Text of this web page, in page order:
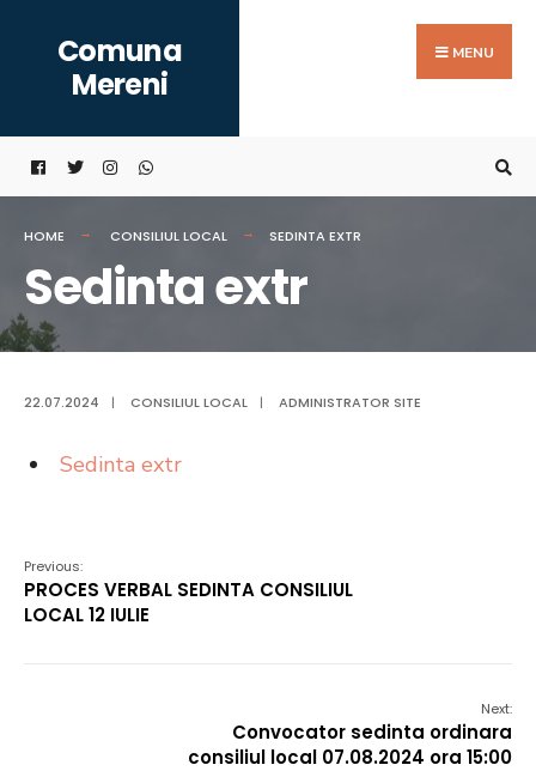
content
Comuna
Mereni
MENU
HOME CONSILIUL LOCAL SEDINTA EXTR
Sedinta extr
22.07.2024 | CONSILIUL LOCAL | ADMINISTRATOR SITE
Sedinta extr
Previous:
PROCES VERBAL SEDINTA CONSILIUL
LOCAL 12 IULIE
Next:
Convocator sedinta ordinara
consiliul local 07.08.2024 ora 15:00
for: